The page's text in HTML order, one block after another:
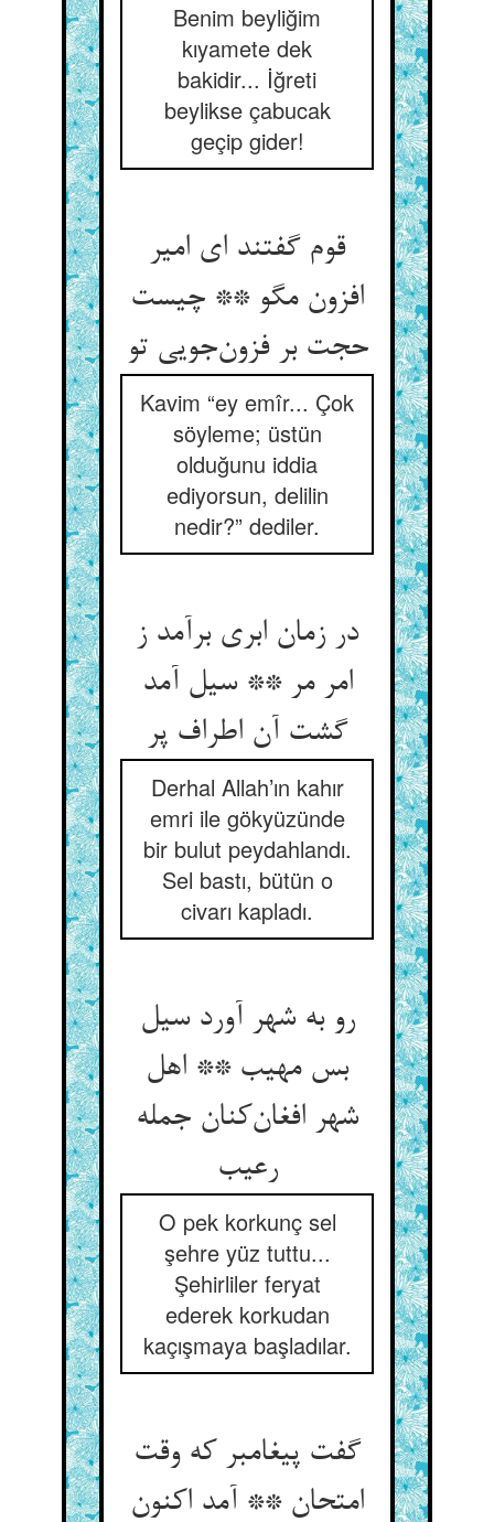
Benim beyliğim
kıyamete dek
bakidir... İğreti
beylikse çabucak
geçip gider!
قوم گفتند ای امیر
افزون مگو ** چیست
حجت بر فزون‌جویی تو
Kavim “ey emîr... Çok
söyleme; üstün
olduğunu iddia
ediyorsun, delilin
nedir?” dediler.
در زمان ابری برآمد ز
امر مر ** سیل آمد
گشت آن اطراف پر
Derhal Allah’ın kahır
emri ile gökyüzünde
bir bulut peydahlandı.
Sel bastı, bütün o
civarı kapladı.
رو به شهر آورد سیل
بس مهیب ** اهل
شهر افغان‌کنان جمله
رعیب
O pek korkunç sel
şehre yüz tuttu...
Şehirliler feryat
ederek korkudan
kaçışmaya başladılar.
گفت پیغامبر که وقت
امتحان ** آمد اکنون